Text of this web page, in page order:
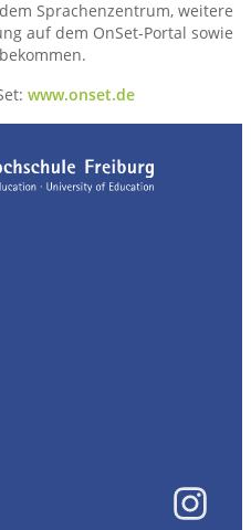
Sprachenzentrum, weitere
auf dem OnSet-Portal sowie
www.onset.de